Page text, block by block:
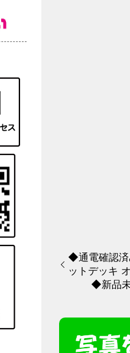
◆通電確認済
ットデッキ
◆新品